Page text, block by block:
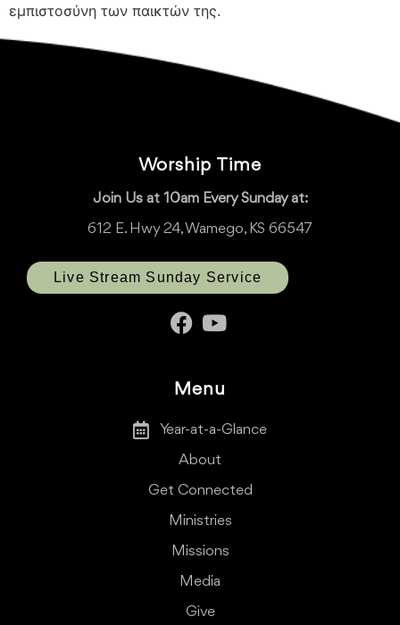
εμπιστοσύνη των παικτών της.
Worship Time
Join Us at 10am Every Sunday at:
612 E. Hwy 24, Wamego, KS 66547
Live Stream Sunday Service
Menu
Year-at-a-Glance
About
Get Connected
Ministries
Missions
Media
Give